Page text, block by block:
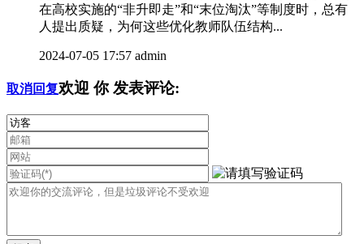
在高校实施的“非升即走”和“末位淘汰”等制度时，总有
人提出质疑，为何这些优化教师队伍结构...
2024-07-05 17:57 admin
取消回复欢迎 你发表评论: